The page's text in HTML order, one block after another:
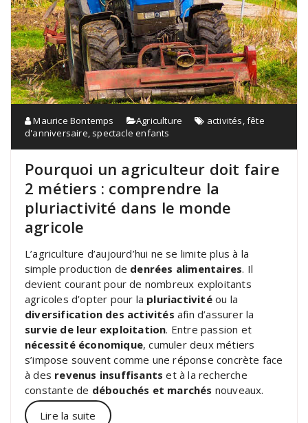
Maurice Bontemps Agriculture activités,fête
d'anniversaire, spectacle enfants
Pourquoi un agriculteur doit faire
2 métiers : comprendre la
pluriactivité dans le monde
agricole
L’agriculture d’aujourd’hui ne se limite plus à la
simple production de denrées alimentaires. Il
devient courant pour de nombreux exploitants
agricoles d’opter pour la pluriactivitéou la
diversification des activités afin d’assurer la
survie de leur exploitation. Entre passion et
nécessité économique, cumuler deux métiers
s’impose souvent comme une réponse concrète face
à des revenus insuffisants et à la recherche
constante de débouchés et marchés nouveaux.
Lire la suite